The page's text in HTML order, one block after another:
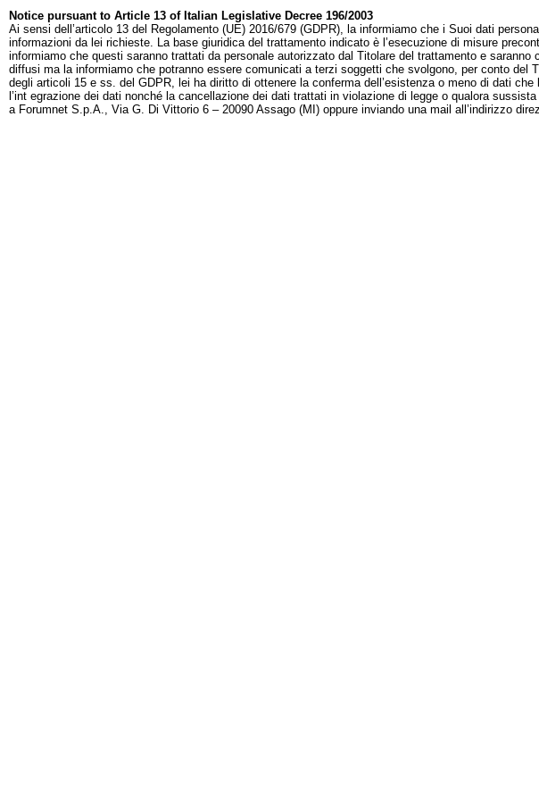
Notice pursuant to Article 13 of Italian Legislative Decree 196/2003
Ai sensi dell’articolo 13 del Regolamento (UE) 2016/679 (GDPR), la informiamo che i Suoi dati
informazioni da lei richieste. La base giuridica del trattamento indicato è l’esecuzione di misure
informiamo che questi saranno trattati da personale autorizzato dal Titolare del trattamento e
diffusi ma la informiamo che potranno essere comunicati a terzi soggetti che svolgono, per conto
degli articoli 15 e ss. del GDPR, lei ha diritto di ottenere la conferma dell’esistenza o meno di dati
l’int egrazione dei dati nonché la cancellazione dei dati trattati in violazione di legge o qualora
a Forumnet S.p.A., Via G. Di Vittorio 6 – 20090 Assago (MI) oppure inviando una mail all’indirizzo